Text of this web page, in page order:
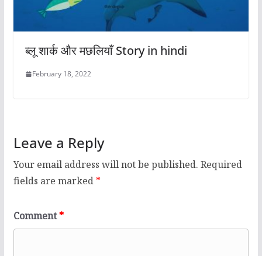
ब्लू शार्क और मछलियाँ Story in hindi
February 18, 2022
Leave a Reply
Your email address will not be published. Required
fields are marked *
Comment*